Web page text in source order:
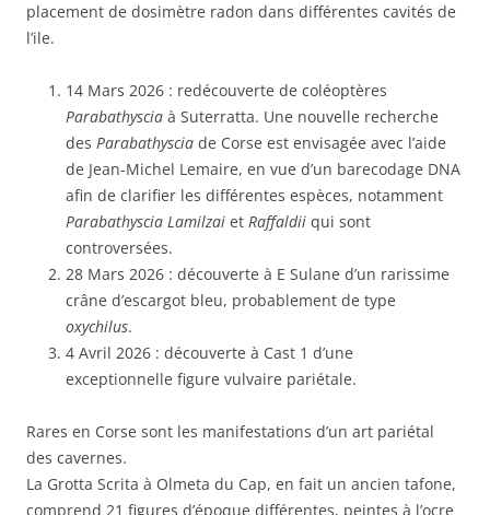
placement de dosimètre radon dans différentes cavités de
l’ile.
14 Mars 2026 : redécouverte de coléoptères
Parabathyscia à Suterratta. Une nouvelle recherche
des Parabathyscia de Corse est envisagée avec l’aide
de Jean-Michel Lemaire, en vue d’un barecodage DNA
afin de clarifier les différentes espèces, notamment
Parabathyscia Lamilzai et Raffaldii qui sont
controversées.
28 Mars 2026 : découverte à E Sulane d’un rarissime
crâne d’escargot bleu, probablement de type
oxychilus.
4 Avril 2026 : découverte à Cast 1 d’une
exceptionnelle figure vulvaire pariétale.
Rares en Corse sont les manifestations d’un art pariétal
des cavernes.
La Grotta Scrita à Olmeta du Cap, en fait un ancien tafone,
comprend 21 figures d’époque différentes, peintes à l’ocre